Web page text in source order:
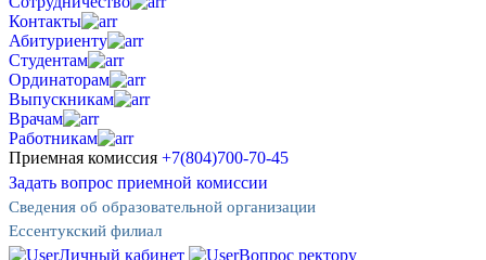
Контакты
Абитуриенту
Студентам
Ординаторам
Выпускникам
Врачам
Работникам
Приемная комиссия +7(804)700-70-45
Задать вопрос приемной комиссии
Сведения об образовательной организации
Ессентукский филиал
Личный кабинет
Вопрос ректору